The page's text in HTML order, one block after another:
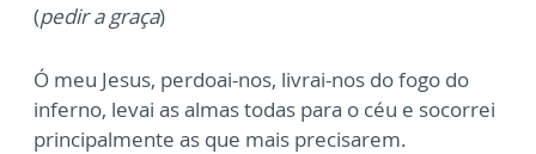
(pedir a graça)
Ó meu Jesus, perdoai-nos, livrai-nos do fogo do
inferno, levai as almas todas para o céu e socorrei
principalmente as que mais precisarem.